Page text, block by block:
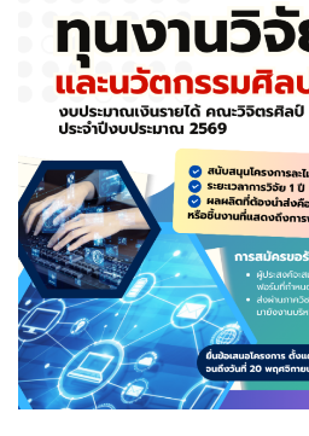
Sample Page
Timeline
คู่มือการปฏิบัติงาน
ดาวน์โหลด
ดาวน์โหลดเอกสารเพิ่มเติม
ติดต่อเรา
ทุนวิจัย